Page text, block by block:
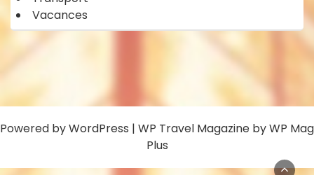
Vacances
Powered byWordPress | WP Travel Magazine by WP Mag
Plus